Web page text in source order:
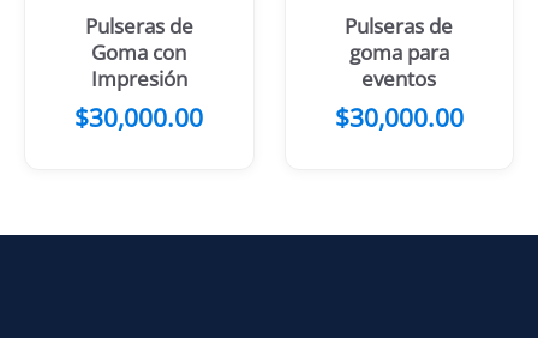
Pulseras de
Goma con
Impresión
$30,000.00
Pulseras de
goma para
eventos
$30,000.00